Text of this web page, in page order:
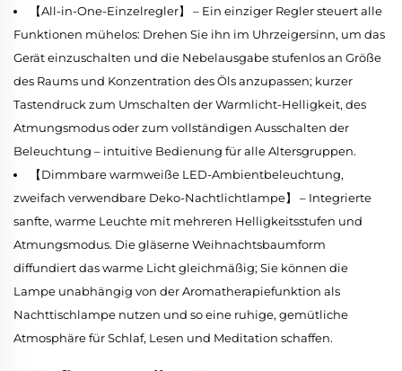
【All-in-One-Einzelregler】 – Ein einziger Regler steuert alle
Funktionen mühelos: Drehen Sie ihn im Uhrzeigersinn, um das
Gerät einzuschalten und die Nebelausgabe stufenlos an Größe
des Raums und Konzentration des Öls anzupassen; kurzer
Tastendruck zum Umschalten der Warmlicht-Helligkeit, des
Atmungsmodus oder zum vollständigen Ausschalten der
Beleuchtung – intuitive Bedienung für alle Altersgruppen.
【Dimmbare warmweiße LED-Ambientbeleuchtung,
zweifach verwendbare Deko-Nachtlichtlampe】 – Integrierte
sanfte, warme Leuchte mit mehreren Helligkeitsstufen und
Atmungsmodus. Die gläserne Weihnachtsbaumform
diffundiert das warme Licht gleichmäßig; Sie können die
Lampe unabhängig von der Aromatherapiefunktion als
Nachttischlampe nutzen und so eine ruhige, gemütliche
Atmosphäre für Schlaf, Lesen und Meditation schaffen.